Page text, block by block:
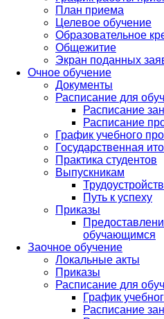
План приема
Целевое обучение
Образовательное
Общежитие
Экран поданных
Очное обучение
Документы
Расписание для
Расписание
Расписание
График учебного
Государственная
Практика студентов
Выпускникам
Путь к успеху
Приказы
обучающимся
Заочное обучение
Локальные акты
Приказы
Расписание для
График
Расписание